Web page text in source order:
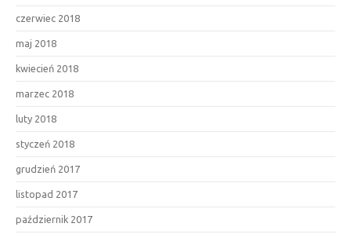
czerwiec 2018
maj 2018
kwiecień 2018
marzec 2018
luty 2018
styczeń 2018
grudzień 2017
listopad 2017
październik 2017